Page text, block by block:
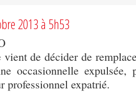
2013 à 5h53
de décider de
occasionnelle expulsée,
professionnel expatrié.